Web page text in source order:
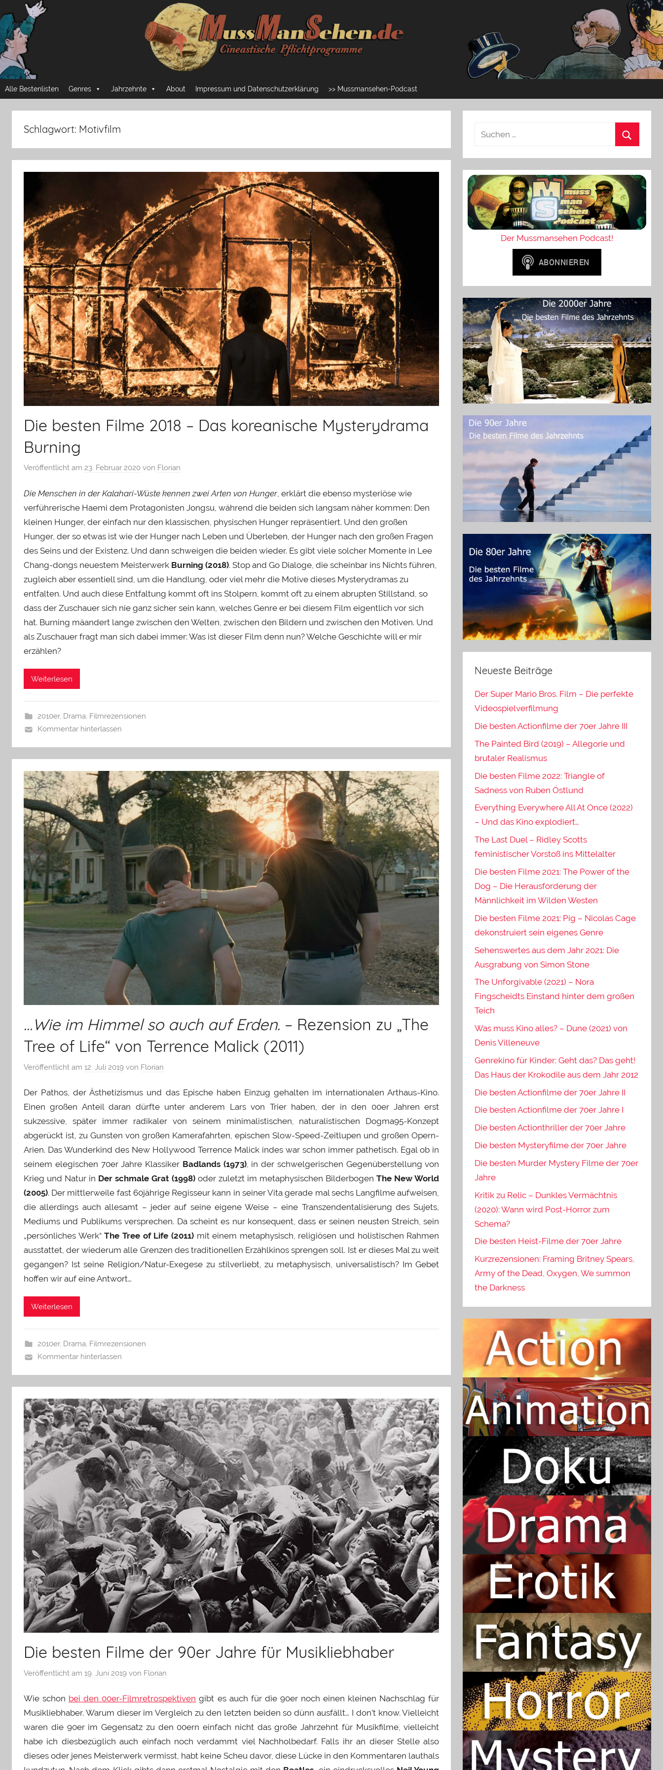
Inhalt
springen
Mussmansehen
Cineastische
Pflichtprogramme
Alle Bestenlisten Genres Jahrzehnte About Impressum und Datenschutzerklärung >> Mussmansehen-Podcast
Schlagwort: Motivfilm
Die besten Filme 2018 – Das koreanische Mysterydrama
Burning
Veröffentlicht am 23. Februar 2020 von Florian
Die Menschen in der Kalahari-Wüste kennen zwei Arten von Hunger, erklärt die ebenso mysteriöse wie
verführerische Haemi dem Protagonisten Jongsu, während die beiden sich langsam näher kommen: Den
kleinen Hunger, der einfach nur den klassischen, physischen Hunger repräsentiert. Und den großen
Hunger, der so etwas ist wie der Hunger nach Leben und Überleben, der Hunger nach den großen Fragen
des Seins und der Existenz. Und dann schweigen die beiden wieder. Es gibt viele solcher Momente in Lee
Chang-dongs neuestem Meisterwerk Burning (2018). Stop and Go Dialoge, die scheinbar ins Nichts führen,
zugleich aber essentiell sind, um die Handlung, oder viel mehr die Motive dieses Mysterydramas zu
entfalten. Und auch diese Entfaltung kommt oft ins Stolpern, kommt oft zu einem abrupten Stillstand, so
dass der Zuschauer sich nie ganz sicher sein kann, welches Genre er bei diesem Film eigentlich vor sich
hat. Burning mäandert lange zwischen den Welten, zwischen den Bildern und zwischen den Motiven. Und
als Zuschauer fragt man sich dabei immer: Was ist dieser Film denn nun? Welche Geschichte will er mir
erzählen?
Weiterlesen
2010er, Drama, Filmrezensionen
Kommentar hinterlassen
…Wie im Himmel so auch auf Erden. – Rezension zu „The
Tree of Life“ von Terrence Malick (2011)
Veröffentlicht am 12. Juli 2019 von Florian
Der Pathos, der Ästhetizismus und das Epische haben Einzug gehalten im internationalen Arthaus-Kino.
Einen großen Anteil daran dürfte unter anderem Lars von Trier haben, der in den 00er Jahren erst
sukzessive, später immer radikaler von seinem minimalistischen, naturalistischen Dogma95-Konzept
abgerückt ist, zu Gunsten von großen Kamerafahrten, epischen Slow-Speed-Zeitlupen und großen Opern-
Arien. Das Wunderkind des New Hollywood Terrence Malick indes war schon immer pathetisch. Egal ob in
seinem elegischen 70er Jahre Klassiker Badlands (1973), in der schwelgerischen Gegenüberstellung von
Krieg und Natur in Der schmale Grat (1998) oder zuletzt im metaphysischen BilderbogenThe New World
(2005). Der mittlerweile fast 60jährige Regisseur kann in seiner Vita gerade mal sechs Langfilme aufweisen,
die allerdings auch allesamt – jeder auf seine eigene Weise – eine Transzendentalisierung des Sujets,
Mediums und Publikums versprechen. Da scheint es nur konsequent, dass er seinen neusten Streich, sein
„persönliches Werk“The Tree of Life (2011)mit einem metaphysisch, religiösen und holistischen Rahmen
ausstattet, der wiederum alle Grenzen des traditionellen Erzählkinos sprengen soll. Ist er dieses Mal zu weit
gegangen? Ist seine Religion/Natur-Exegese zu stilverliebt, zu metaphysisch, universalistisch? Im Gebet
hoffen wir auf eine Antwort…
Weiterlesen
2010er, Drama, Filmrezensionen
Kommentar hinterlassen
Die besten Filme der 90er Jahre für Musikliebhaber
Veröffentlicht am 19. Juni 2019 von Florian
Wie schon bei den 00er-Filmretrospektiven gibt es auch für die 90er noch einen kleinen Nachschlag für
Musikliebhaber. Warum dieser im Vergleich zu den letzten beiden so dünn ausfällt… I don’t know. Vielleicht
waren die 90er im Gegensatz zu den 00ern einfach nicht das große Jahrzehnt für Musikfilme, vielleicht
habe ich diesbezüglich auch einfach noch verdammt viel Nachholbedarf. Falls ihr an dieser Stelle also
dieses oder jenes Meisterwerk vermisst, habt keine Scheu davor, diese Lücke in den Kommentaren lauthals
Der Mussmansehen Podcast!
Neueste Beiträge
Der Super Mario Bros. Film – Die perfekte
Videospielverfilmung
Die besten Actionfilme der 70er Jahre III
The Painted Bird (2019) – Allegorie und
brutaler Realismus
Die besten Filme 2022: Triangle of
Sadness von Ruben Östlund
Everything Everywhere All At Once (2022)
– Und das Kino explodiert…
The Last Duel – Ridley Scotts
feministischer Vorstoß ins Mittelalter
Die besten Filme 2021: The Power of the
Dog – Die Herausforderung der
Männlichkeit im Wilden Westen
Die besten Filme 2021: Pig – Nicolas Cage
dekonstruiert sein eigenes Genre
Sehenswertes aus dem Jahr 2021: Die
Ausgrabung von Simon Stone
The Unforgivable (2021) – Nora
Fingscheidts Einstand hinter dem großen
Teich
Was muss Kino alles? – Dune (2021) von
Denis Villeneuve
Genrekino für Kinder: Geht das? Das geht!
Das Haus der Krokodile aus dem Jahr 2012
Die besten Actionfilme der 70er Jahre II
Die besten Actionfilme der 70er Jahre I
Die besten Actionthriller der 70er Jahre
Die besten Mysteryfilme der 70er Jahre
Die besten Murder Mystery Filme der 70er
Jahre
Kritik zu Relic – Dunkles Vermächtnis
(2020): Wann wird Post-Horror zum
Schema?
Die besten Heist-Filme der 70er Jahre
Kurzrezensionen: Framing Britney Spears,
Army of the Dead, Oxygen, We summon
the Darkness